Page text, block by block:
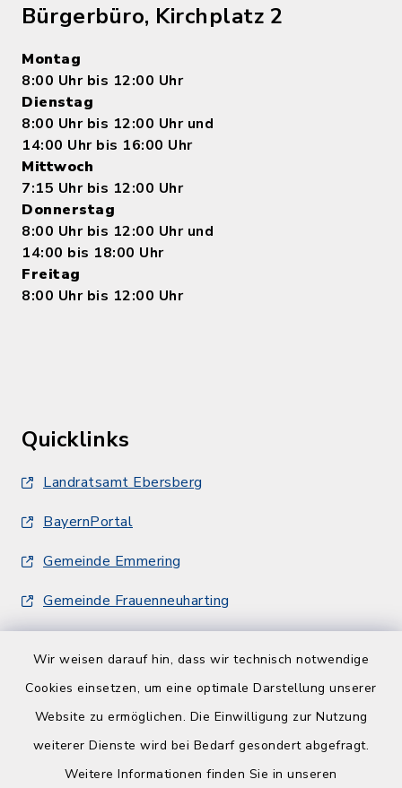
Wir weisen darauf hin, dass wir technisch notwendige
Cookies einsetzen, um eine optimale Darstellung unserer
Website zu ermöglichen. Die Einwilligung zur Nutzung
weiterer Dienste wird bei Bedarf gesondert abgefragt.
Weitere Informationen finden Sie in unseren
Bürgerbüro, Kirchplatz 2
Montag
8:00 Uhr bis 12:00 Uhr
Dienstag
8:00 Uhr bis 12:00 Uhr und
14:00 Uhr bis 16:00 Uhr
Mittwoch
7:15 Uhr bis 12:00 Uhr
Donnerstag
8:00 Uhr bis 12:00 Uhr und
14:00 bis 18:00 Uhr
Freitag
8:00 Uhr bis 12:00 Uhr
Quicklinks
Landratsamt Ebersberg
BayernPortal
Gemeinde Emmering
Gemeinde Frauenneuharting
Barrierefreiheit